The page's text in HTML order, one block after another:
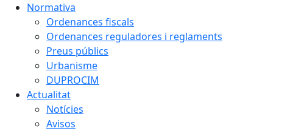
Normativa
Ordenances fiscals
Ordenances reguladores i reglaments
Preus públics
Urbanisme
DUPROCIM
Actualitat
Notícies
Avisos